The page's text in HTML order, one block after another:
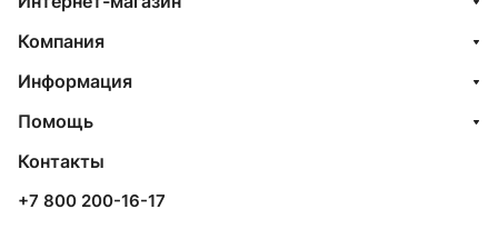
Компания
Информация
Помощь
Контакты
+7 800 200-16-17